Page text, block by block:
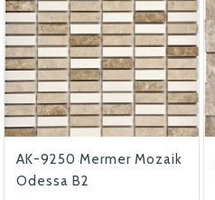
AK-9250 Mermer Mozaik
Odessa B2